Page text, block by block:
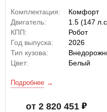
Комплектация:
Комфорт
Двигатель:
1.5 (147
КПП:
Робот
Год выпуска:
2026
Тип кузова:
Цвет:
Белый
Подробнее
от 2 820 451